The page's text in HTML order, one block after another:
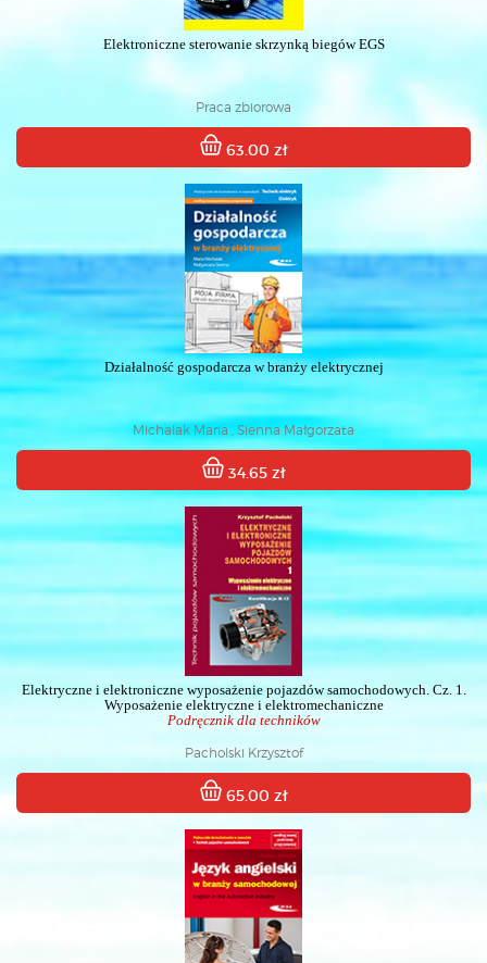
Elektroniczne sterowanie skrzynką biegów EGS
Praca zbiorowa
63.00 zł
Działalność gospodarcza w branży elektrycznej
Michalak Maria , Sienna Małgorzata
34.65 zł
Elektryczne i elektroniczne wyposażenie pojazdów samochodowych. Cz. 1.
Wyposażenie elektryczne i elektromechaniczne
Podręcznik dla techników
Pacholski Krzysztof
65.00 zł